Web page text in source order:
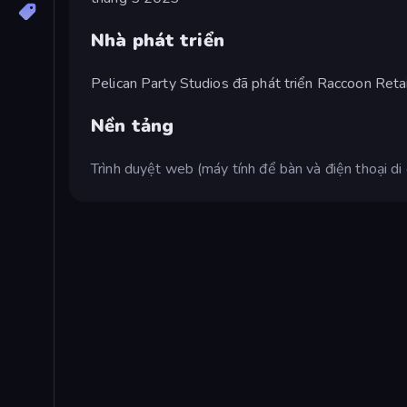
Nhà phát triển
Pelican Party Studios đã phát triển Raccoon
Nền tảng
Trình duyệt web (máy tính để bàn và điện thoại di